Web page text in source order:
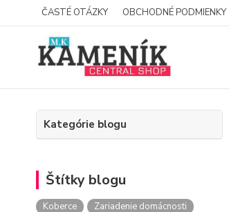
ČASTÉ OTÁZKY OBCHODNÉ PODMIENKY
Kategórie blogu
Štítky blogu
Koberce
Zariadenie domácnosti